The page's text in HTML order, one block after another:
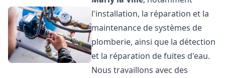
l'installation, la réparation et la
maintenance de systèmes de
plomberie, ainsi que la détection
et la réparation de fuites d'eau.
Nous travaillons avec des